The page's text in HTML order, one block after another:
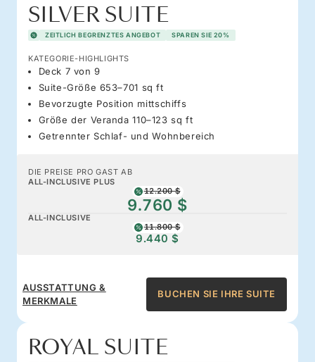
SILVER SUITE
ZEITLICH BEGRENZTES ANGEBOT SPAREN SIE 20%
KATEGORIE-HIGHLIGHTS
Deck 7 von 9
Suite-Größe 653–701 sq ft
Bevorzugte Position mittschiffs
Größe der Veranda 110–123 sq ft
Getrennter Schlaf- und Wohnbereich
DIE PREISE PRO GAST AB
ALL-INCLUSIVE PLUS
12.200 $
9.760 $
ALL-INCLUSIVE
11.800 $
9.440 $
AUSSTATTUNG &
MERKMALE
BUCHEN SIE IHRE SUITE
ROYAL SUITE